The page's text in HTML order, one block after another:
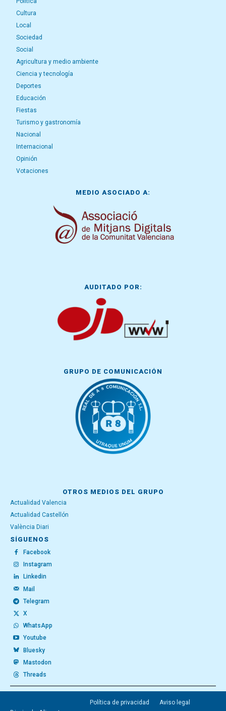
Cultura
Local
Sociedad
Social
Agricultura y medio ambiente
Ciencia y tecnología
Deportes
Educación
Fiestas
Turismo y gastronomía
Nacional
Internacional
Opinión
Votaciones
MEDIO ASOCIADO A:
AUDITADO POR:
GRUPO DE COMUNICACIÓN
OTROS MEDIOS DEL GRUPO
Actualidad Valencia
Actualidad Castellón
València Diari
SÍGUENOS
Facebook
Instagram
Linkedin
Mail
Telegram
X
WhatsApp
Youtube
Bluesky
Mastodon
Threads
Política de privacidad Aviso legal